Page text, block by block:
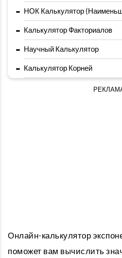
- НОК Калькулятор
- Калькулятор Факториалов
- Научный Калькулятор
- Калькулятор Корней
Онлайн-калькулятор
поможет вам вычислить